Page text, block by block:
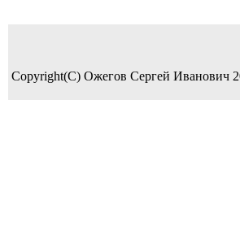
Copyright(C) Ожегов Сергей Иванович